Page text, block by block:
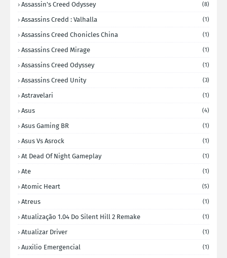
Assassin's Creed Odyssey (8)
Assassins Credd : Valhalla (1)
Assassins Creed Chonicles China (1)
Assassins Creed Mirage (1)
Assassins Creed Odyssey (1)
Assassins Creed Unity (3)
Astravelari (1)
Asus (4)
Asus Gaming BR (1)
Asus Vs Asrock (1)
At Dead Of Night Gameplay (1)
Ate (1)
Atomic Heart (5)
Atreus (1)
Atualização 1.04 Do Silent Hill 2 Remake (1)
Atualizar Driver (1)
Auxilio Emergencial (1)